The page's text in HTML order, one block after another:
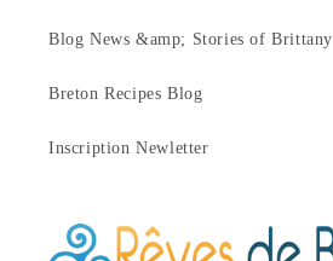
Blog News &amp; Stories of Brittany
Breton Recipes Blog
Inscription Newletter